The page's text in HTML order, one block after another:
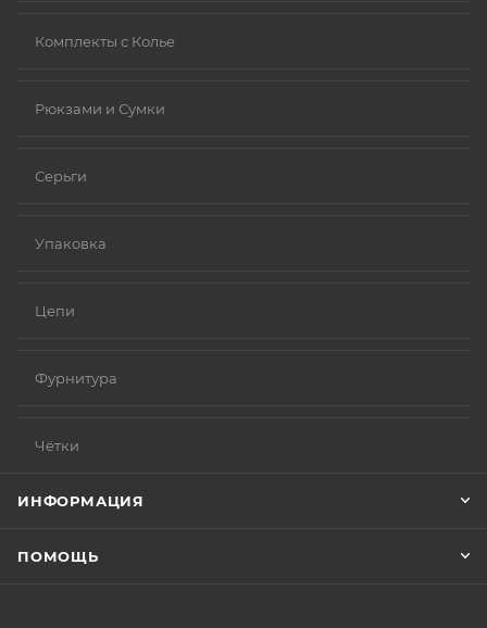
Комплекты с Колье
Рюкзами и Сумки
Серьги
Упаковка
Цепи
Фурнитура
Чётки
ИНФОРМАЦИЯ
ПОМОЩЬ